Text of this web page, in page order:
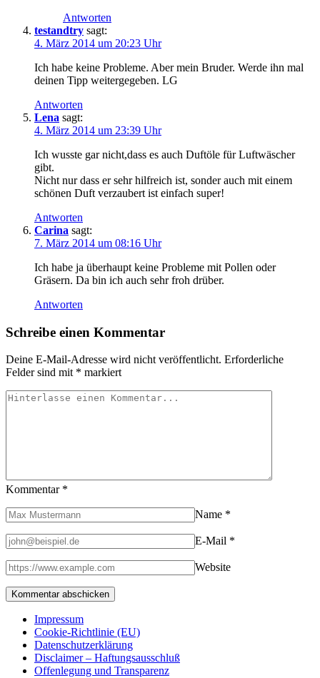
Antworten
testandtry sagt:
4. März 2014 um 20:23 Uhr
Ich habe keine Probleme. Aber mein Bruder. Werde ihn mal
deinen Tipp weitergegeben. LG
Antworten
Lena sagt:
4. März 2014 um 23:39 Uhr
Ich wusste gar nicht,dass es auch Duftöle für Luftwäscher
gibt.
Nicht nur dass er sehr hilfreich ist, sonder auch mit einem
schönen Duft verzaubert ist einfach super!
Antworten
Carina sagt:
7. März 2014 um 08:16 Uhr
Ich habe ja überhaupt keine Probleme mit Pollen oder
Gräsern. Da bin ich auch sehr froh drüber.
Antworten
Schreibe einen Kommentar
Deine E-Mail-Adresse wird nicht veröffentlicht. Erforderliche
Felder sind mit * markiert
Kommentar *
Name *
E-Mail *
Website
Impressum
Cookie-Richtlinie (EU)
Datenschutzerklärung
Disclaimer – Haftungsausschluß
Offenlegung und Transparenz